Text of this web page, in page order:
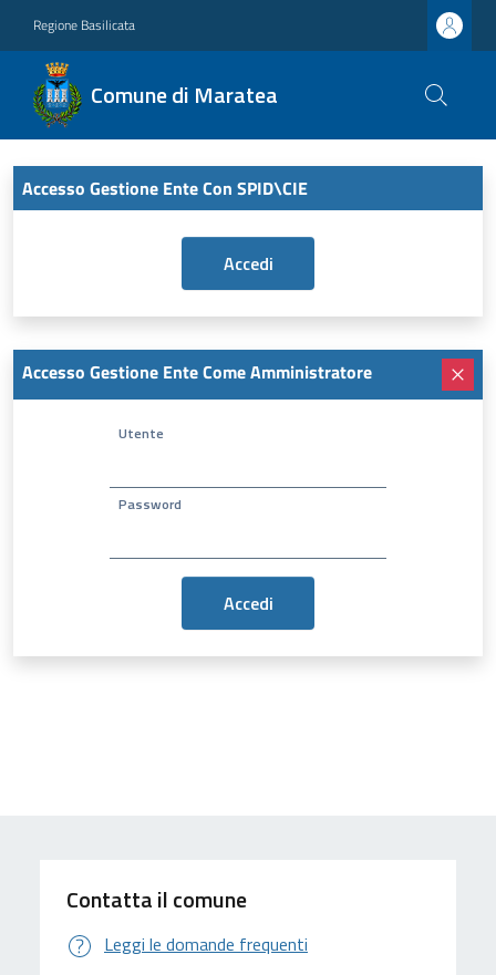
Regione Basilicata
Comune di Maratea
Accesso Gestione Ente Con SPID\CIE
Accesso Gestione Ente Come Amministratore
Utente
Password
Contatta il comune
Leggi le domande frequenti